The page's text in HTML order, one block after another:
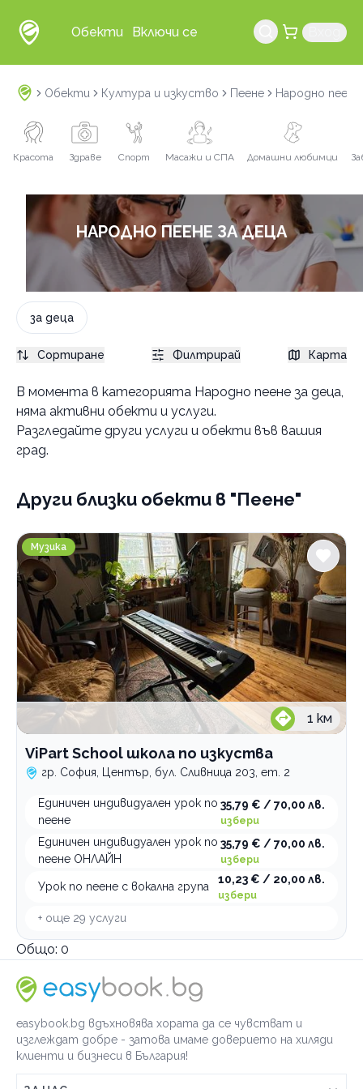
Обекти Включи се
Обекти Култура и изкуство Пеене Народно пеене
Красота Здраве Спорт Масажи и СПА Домашни любимци
НАРОДНО ПЕЕНЕ ЗА ДЕЦА
за деца
В момента в категорията Народно пеене за деца,
няма активни обекти и услуги.
Разгледайте други услуги и обекти във вашия
град.
Други близки обекти в "Пеене"
ViPart School школа по изкуства
Музика
1 км
ViPart School школа по изкуства
гр. София, Център, бул. Сливница 203, ет. 2
Единичен индивидуален урок по
пеене
35,79 € / 70,00 лв.
избери
Единичен индивидуален урок по
пеене ОНЛАЙН
35,79 € / 70,00 лв.
избери
Урок по пеене с вокална група
10,23 € / 20,00 лв.
избери
+ още 29 услуги
Общо: 0
Сортиране Филтрирай Карта
Класическо пеене
прослушване
с учител
Креативно пеене
възрастни
Народно пеене
Оперно пеене
индивидуални уроци
уроци във вокална група
Категории
Културно наследство
Занимателни
Приложни изкуства
Музика
Пеене
Театър
По домовете
easybook.bg вдъхновява хората да се чувстват и
изглеждат добре - затова имаме доверието на хиляди
клиенти и бизнеси в България!